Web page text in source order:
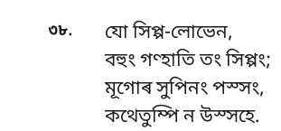
৩৮.
যো সিপ্প-লোভেন,
বহুং গণ্হাতি তং সিপ্পং;
মূগোৰসুপিনং পস্সং,
কথেতুম্পি ন উস্সহে.